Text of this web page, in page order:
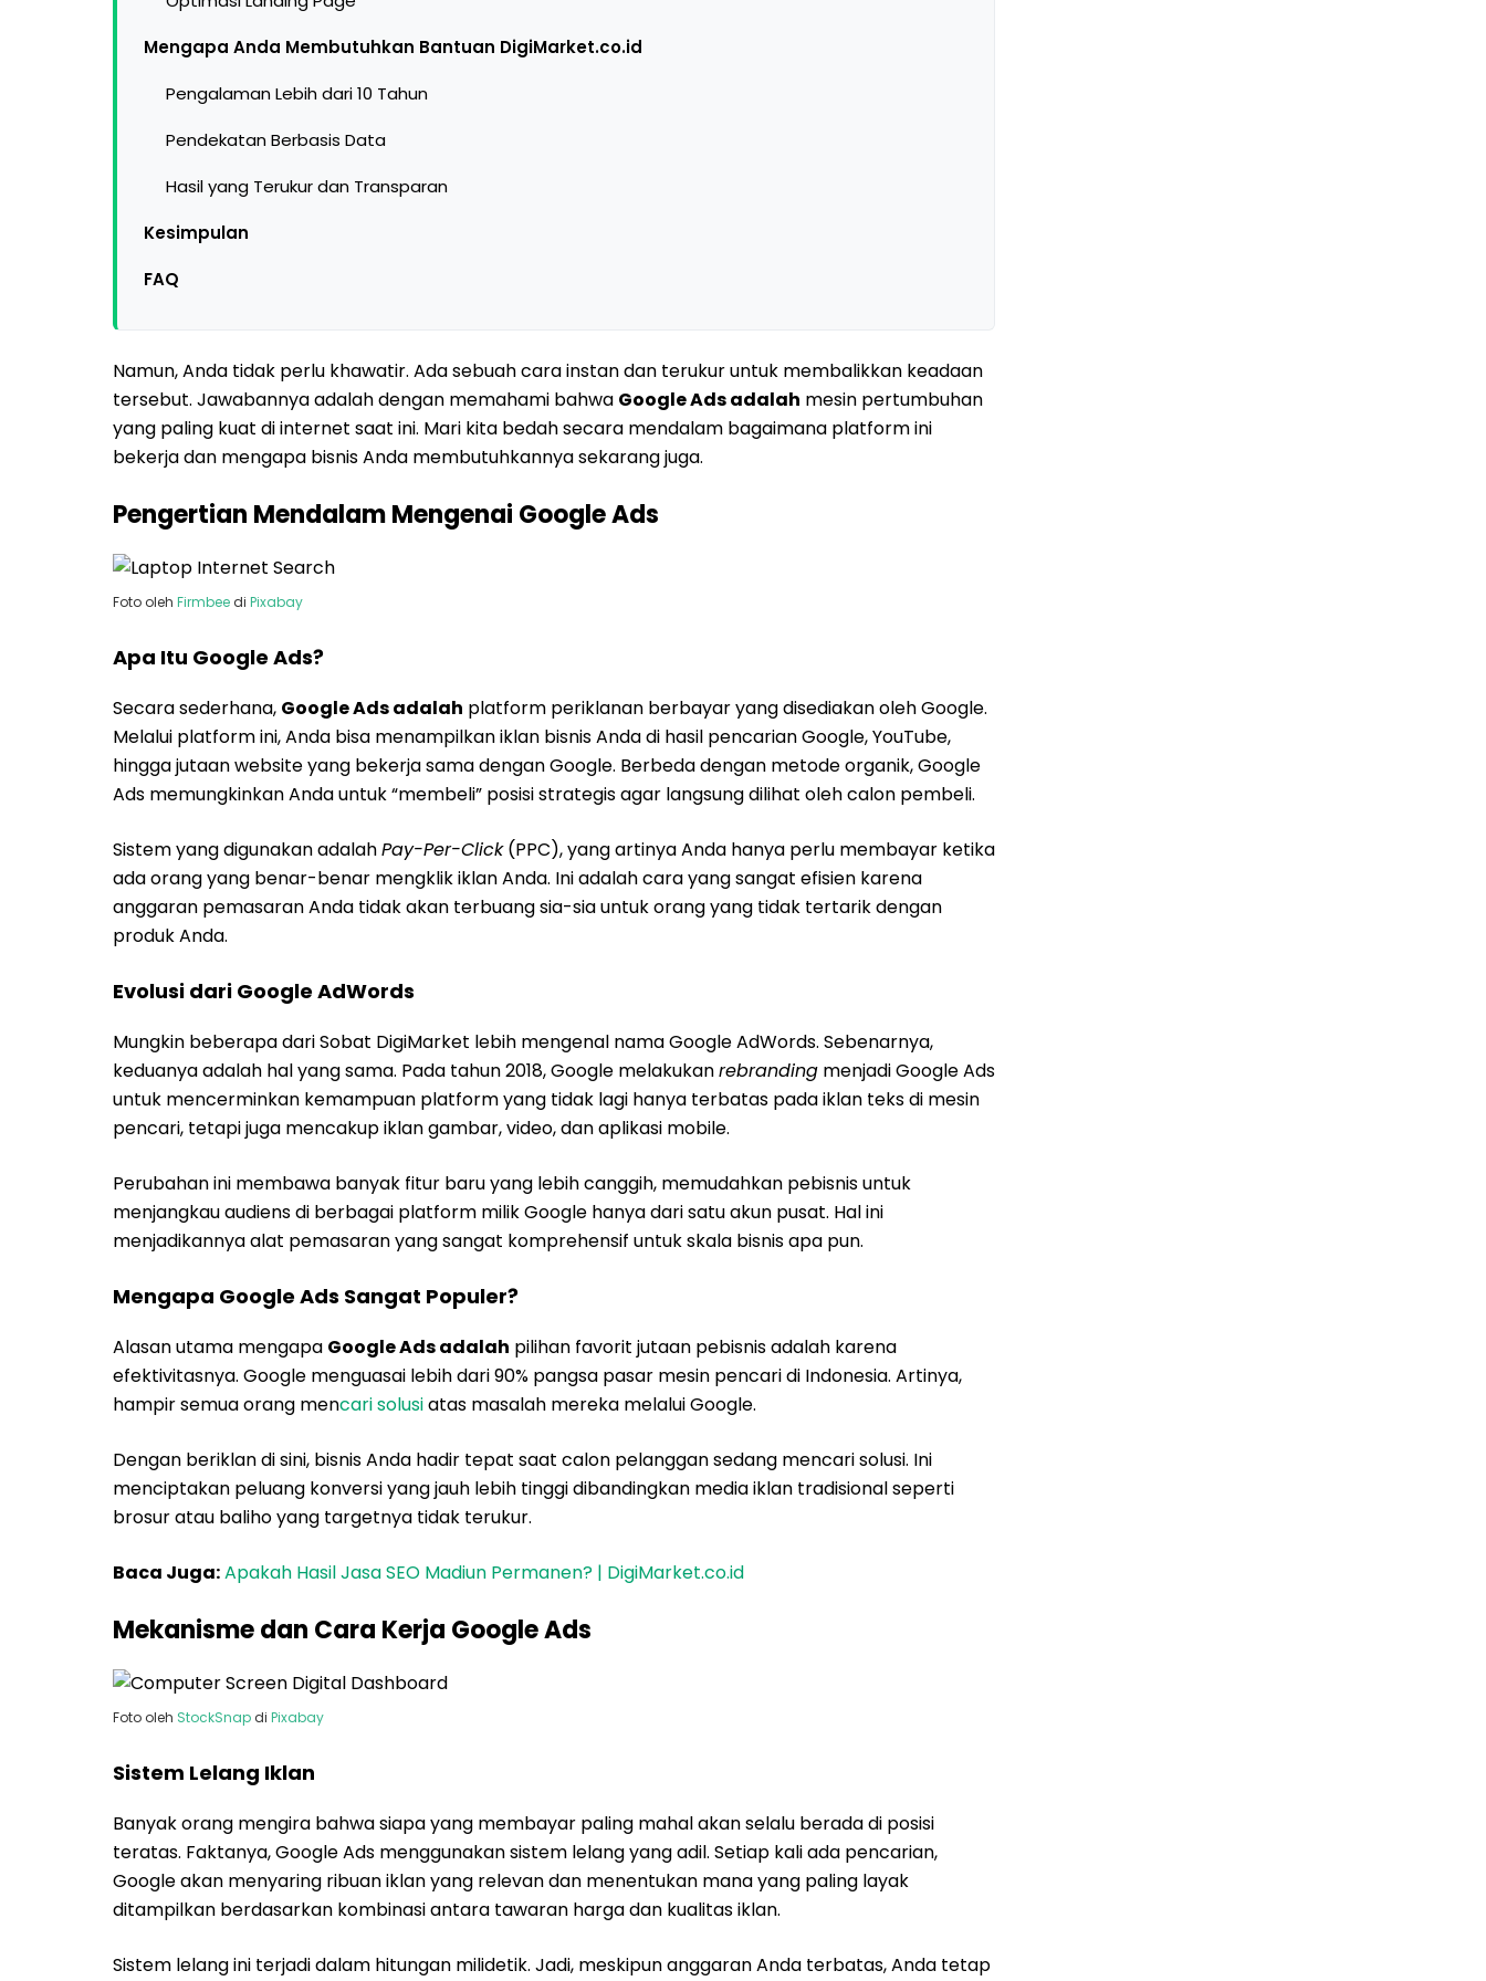
Mengapa Anda Membutuhkan Bantuan DigiMarket.co.id
Pengalaman Lebih dari 10 Tahun
Pendekatan Berbasis Data
Hasil yang Terukur dan Transparan
Kesimpulan
FAQ
Namun, Anda tidak perlu khawatir. Ada sebuah cara instan dan terukur untuk membalikkan keadaan
tersebut. Jawabannya adalah dengan memahami bahwa Google Ads adalah mesin pertumbuhan
yang paling kuat di internet saat ini. Mari kita bedah secara mendalam bagaimana platform ini
bekerja dan mengapa bisnis Anda membutuhkannya sekarang juga.
Pengertian Mendalam Mengenai Google Ads
Foto oleh Firmbee di Pixabay
Apa Itu Google Ads?
Secara sederhana, Google Ads adalah platform periklanan berbayar yang disediakan oleh Google.
Melalui platform ini, Anda bisa menampilkan iklan bisnis Anda di hasil pencarian Google, YouTube,
hingga jutaan website yang bekerja sama dengan Google. Berbeda dengan metode organik, Google
Ads memungkinkan Anda untuk “membeli” posisi strategis agar langsung dilihat oleh calon pembeli.
Sistem yang digunakan adalahPay-Per-Click(PPC), yang artinya Anda hanya perlu membayar ketika
ada orang yang benar-benar mengklik iklan Anda. Ini adalah cara yang sangat efisien karena
anggaran pemasaran Anda tidak akan terbuang sia-sia untuk orang yang tidak tertarik dengan
produk Anda.
Evolusi dari Google AdWords
Mungkin beberapa dari Sobat DigiMarket lebih mengenal nama Google AdWords. Sebenarnya,
keduanya adalah hal yang sama. Pada tahun 2018, Google melakukanrebranding menjadi Google Ads
untuk mencerminkan kemampuan platform yang tidak lagi hanya terbatas pada iklan teks di mesin
pencari, tetapi juga mencakup iklan gambar, video, dan aplikasi mobile.
Perubahan ini membawa banyak fitur baru yang lebih canggih, memudahkan pebisnis untuk
menjangkau audiens di berbagai platform milik Google hanya dari satu akun pusat. Hal ini
menjadikannya alat pemasaran yang sangat komprehensif untuk skala bisnis apa pun.
Mengapa Google Ads Sangat Populer?
Alasan utama mengapa Google Ads adalah pilihan favorit jutaan pebisnis adalah karena
efektivitasnya. Google menguasai lebih dari 90% pangsa pasar mesin pencari di Indonesia. Artinya,
hampir semua orang mencari solusiatas masalah mereka melalui Google.
Dengan beriklan di sini, bisnis Anda hadir tepat saat calon pelanggan sedang mencari solusi. Ini
menciptakan peluang konversi yang jauh lebih tinggi dibandingkan media iklan tradisional seperti
brosur atau baliho yang targetnya tidak terukur.
Baca Juga:Apakah Hasil Jasa SEO Madiun Permanen? | DigiMarket.co.id
Mekanisme dan Cara Kerja Google Ads
Foto oleh StockSnap di Pixabay
Sistem Lelang Iklan
Banyak orang mengira bahwa siapa yang membayar paling mahal akan selalu berada di posisi
teratas. Faktanya, Google Ads menggunakan sistem lelang yang adil. Setiap kali ada pencarian,
Google akan menyaring ribuan iklan yang relevan dan menentukan mana yang paling layak
ditampilkan berdasarkan kombinasi antara tawaran harga dan kualitas iklan.
Sistem lelang ini terjadi dalam hitungan milidetik. Jadi, meskipun anggaran Anda terbatas, Anda tetap